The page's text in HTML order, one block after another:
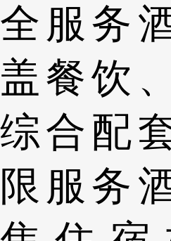
全服务
盖餐饮
综合配
限服务